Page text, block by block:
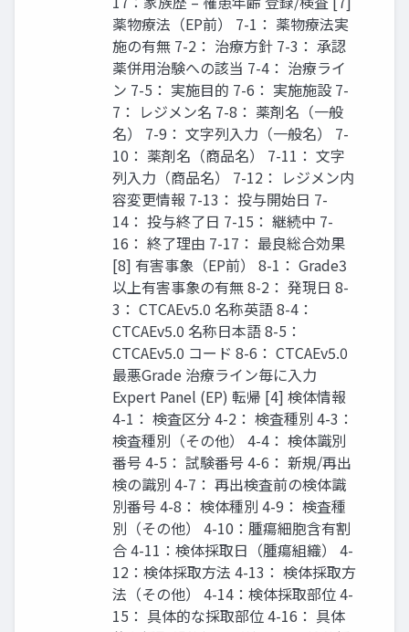
薬物療法（EP前） 7-1： 薬物療法実
施の有無 7-2： 治療方針 7-3： 承認
薬併用治験への該当 7-4： 治療ライ
ン 7-5： 実施目的 7-6： 実施施設 7-
7： レジメン名 7-8： 薬剤名（一般
名） 7-9： 文字列入力（一般名） 7-
10： 薬剤名（商品名） 7-11： 文字
列入力（商品名） 7-12： レジメン内
容変更情報 7-13： 投与開始日 7-
14： 投与終了日 7-15： 継続中 7-
16： 終了理由 7-17： 最良総合効果
[8] 有害事象（EP前） 8-1： Grade3
以上有害事象の有無 8-2： 発現日 8-
3： CTCAEv5.0 名称英語 8-4：
CTCAEv5.0 名称日本語 8-5：
CTCAEv5.0 コード 8-6： CTCAEv5.0
最悪Grade 治療ライン毎に入力
Expert Panel (EP) 転帰 [4] 検体情報
4-1： 検査区分 4-2： 検査種別 4-3：
検査種別（その他） 4-4： 検体識別
番号 4-5： 試験番号 4-6： 新規/再出
検の識別 4-7： 再出検査前の検体識
別番号 4-8： 検体種別 4-9： 検査種
別（その他） 4-10：腫瘍細胞含有割
合 4-11：検体採取日（腫瘍組織） 4-
12：検体採取方法 4-13： 検体採取方
法（その他） 4-14：検体採取部位 4-
15： 具体的な採取部位 4-16： 具体